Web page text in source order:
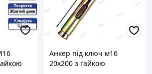
Анкер під ключ м16
20х200 з гайкою